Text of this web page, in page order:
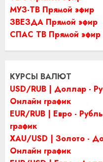
МУЗ-ТВ Прямой эфир
ЗВЕЗДА Прямой эфир
СПАС ТВ Прямой эфир
КУРСЫ ВАЛЮТ
USD/RUB | Доллар -
Онлайн график
EUR/RUB | Евро -
график
XAU/USD | Золото -
Онлайн график